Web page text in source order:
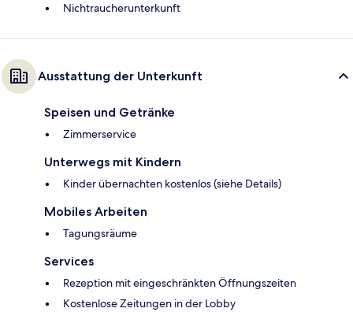
Nichtraucherunterkunft
Ausstattung der Unterkunft
Speisen und Getränke
Zimmerservice
Unterwegs mit Kindern
Kinder übernachten kostenlos (siehe Details)
Mobiles Arbeiten
Tagungsräume
Services
Rezeption mit eingeschränkten Öffnungszeiten
Kostenlose Zeitungen in der Lobby